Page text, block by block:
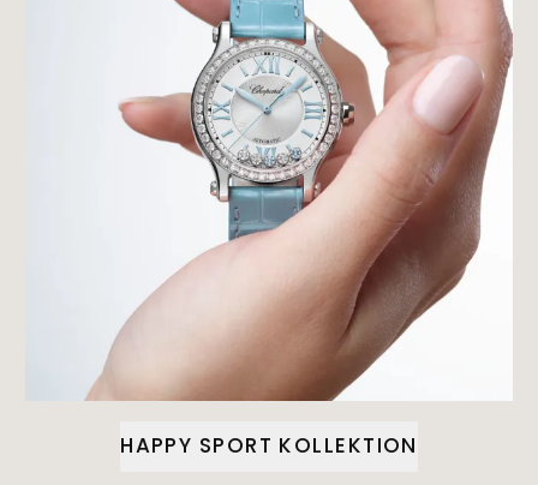
HAPPY SPORT KOLLEKTION